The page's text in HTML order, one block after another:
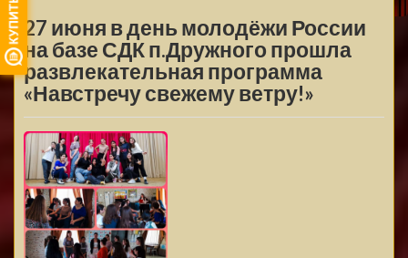
ПОСЕЛЕНИЯ
27 июня в день молодёжи России
на базе СДК п.Дружного прошла
развлекательная программа
«Навстречу свежему ветру!»